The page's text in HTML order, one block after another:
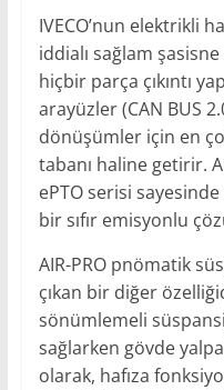
IVECO’nun elektrikli
iddialı sağlam
hiçbir parça çıkıntı
arayüzler (CAN BUS
dönüşümler için en
tabanı haline getirir.
ePTO serisi
bir sıfır emisyonlu
AIR-PRO pnömatik
çıkan bir diğer
sönümlemeli
sağlarken gövde
olarak, hafıza